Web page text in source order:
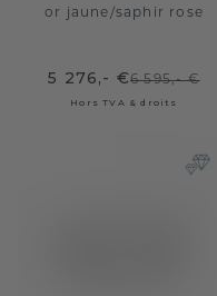
or jaune/saphir rose
5 276,- €6 595,- €
Hors TVA & droits